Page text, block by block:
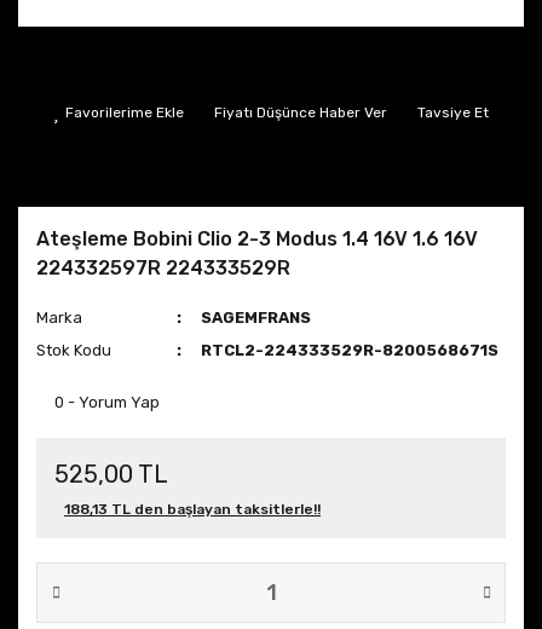
Fiyatı Düşünce Haber Ver Tavsiye Et
Ateşleme Bobini Clio 2-3 Modus 1.4 16V 1.6 16V
224332597R 224333529R
Marka
SAGEMFRANS
Stok Kodu
RTCL2-224333529R-8200568671S
0 - Yorum Yap
525,00 TL
188,13 TL den başlayan taksitlerle!!